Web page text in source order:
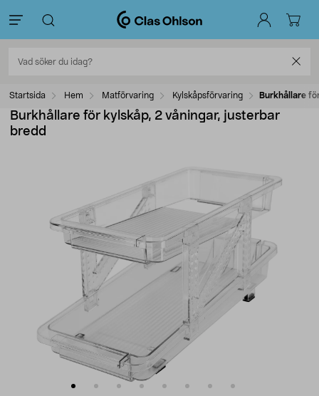
Startsida Hem Matförvaring Kylskåpsförvaring Burkhållare
Burkhållare för kylskåp, 2 våningar, justerbar
bredd